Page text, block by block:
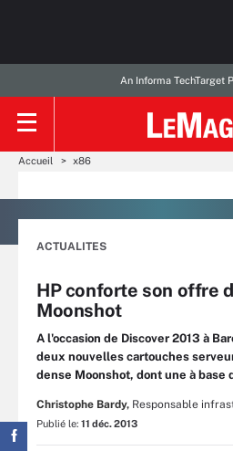
An Informa TechTarget
Accueil x86
ACTUALITES
HP conforte son offre
Moonshot
A l'occasion de Discover 2013 à
deux nouvelles cartouches
dense Moonshot, dont une à base
Christophe Bardy, Responsable
Publié le: 11 déc. 2013